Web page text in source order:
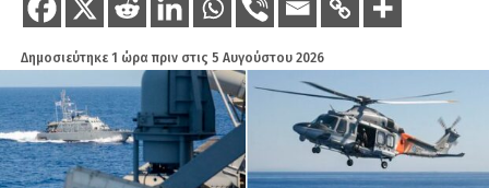
ΣΧΕΤΙΚΆ ΘΈΜΑΤΑ
TAYFUN
ΤΟΥΡΚΊΑ
Δημοσιεύτηκε 1 ώρα πριν στις 5 Αυγούστου 2026